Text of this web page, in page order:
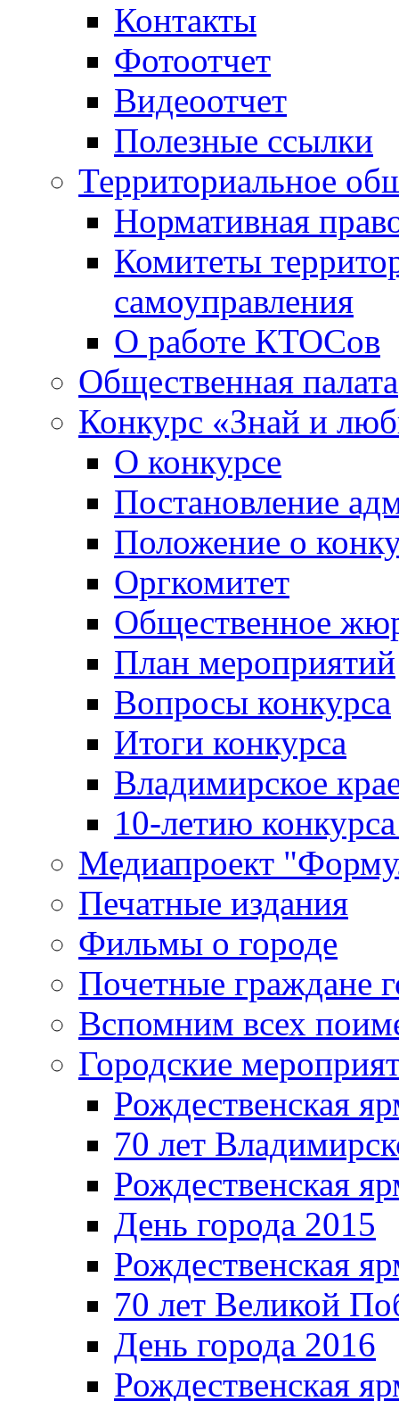
Контакты
Фотоотчет
Видеоотчет
Полезные ссылки
Территориальное
Нормативная
Комитеты
самоуправления
О работе КТОСов
Общественная палата
Конкурс «Знай и
О конкурсе
Постановление
Положение о
Оргкомитет
Общественное
План мероприятий
Вопросы конкурса
Итоги конкурса
Владимирское
10-летию
Медиапроект
Печатные издания
Фильмы о городе
Почетные граждане
Вспомним всех
Городские
Рождественская
70 лет
Рождественская
День города 2015
Рождественская
70 лет Великой
День города 2016
Рождественская